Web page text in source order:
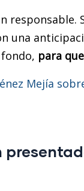
una
para
Mejía